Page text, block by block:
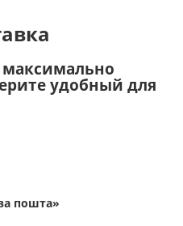
удобный для
пошта»